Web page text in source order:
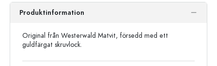
Produktinformation
Original från Westerwald Matvit, försedd med ett
guldfärgat skruvlock.